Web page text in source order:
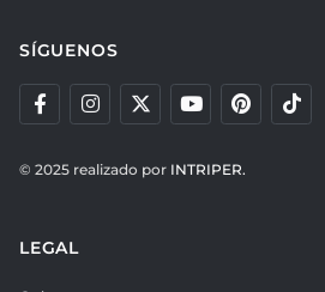
SÍGUENOS
© 2025 realizado por INTRIPER.
LEGAL